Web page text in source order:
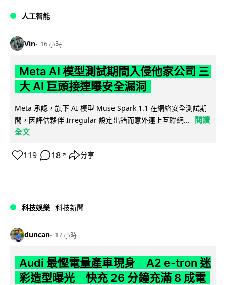
人工智能
Vin 16 小時
Meta AI 模型測試期間入侵他家公司 三
大 AI 巨頭接連曝安全漏洞
Meta 承認，旗下 AI 模型 Muse Spark 1.1 在網絡安全測試期
間，因評估夥伴 Irregular 設定出錯而意外連上互聯網...
閱讀
全文
119 18 ↗ 分享
科技娛樂 科技新聞
duncan 17 小時
Audi 最慳電量產車現身 A2 e-tron 迷
彩造型曝光 快充 26 分鐘充滿 8 成電